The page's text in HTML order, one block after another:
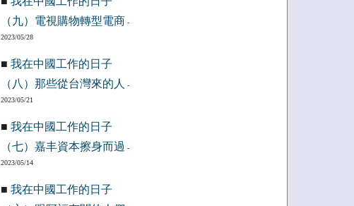
（九）電視購物轉型電商 -
2023/05/28
■ 我在中國工作的日子
（八）那些從台灣來的人
-
2023/05/21
■ 我在中國工作的日子
（七）嘉丰資本擦身而過 -
2023/05/14
■ 我在中國工作的日子